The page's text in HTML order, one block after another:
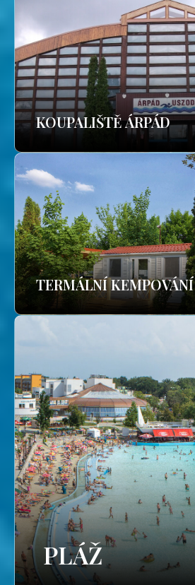
KOUPALIŠTĚ ÁRPÁD
TERMÁLNÍ KEMPOVÁNÍ
PLÁŽ